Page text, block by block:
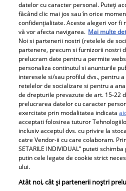
Loredana Groza, videoclip
tău ce zice?”
Loredana Groza (52 de ani)
mai dezinvoltă în aparițiile
publică adesea fotografii și
surprinsă în ipostaze
dar și multe critici.
Parteneri
datelor cu caracter personal. Puteți
făcând clic mai jos sau în orice
confidențialitate. Aceste alegeri vor
vă vor afecta navigarea. Mai multe
Noi si partenerii nostri (retelele de
partenere, precum si furnizorii nostri
prelucram date pentru a permite
personaliza continutul si anunturile
interesele si/sau profilul dvs., pentru
retelelor de socializare si pentru a
de drepturile prevazute de art. 15-22
prelucrarea datelor cu caracter
exercitate prin modalitatea indicata
acceptati folosirea tuturor
inclusiv acceptul dvs. cu privire la
catre Vendor-ii cu care colaboram. Prin
SETARILE INDIVIDUAL” puteti
putin cele legate de cookie strict
ului.
Atât noi, cât și partenerii noștri